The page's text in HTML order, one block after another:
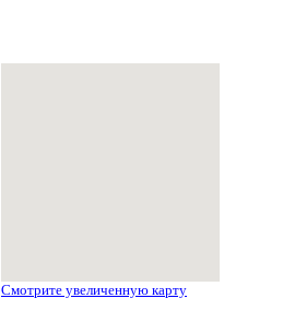
Смотрите увеличенную карту